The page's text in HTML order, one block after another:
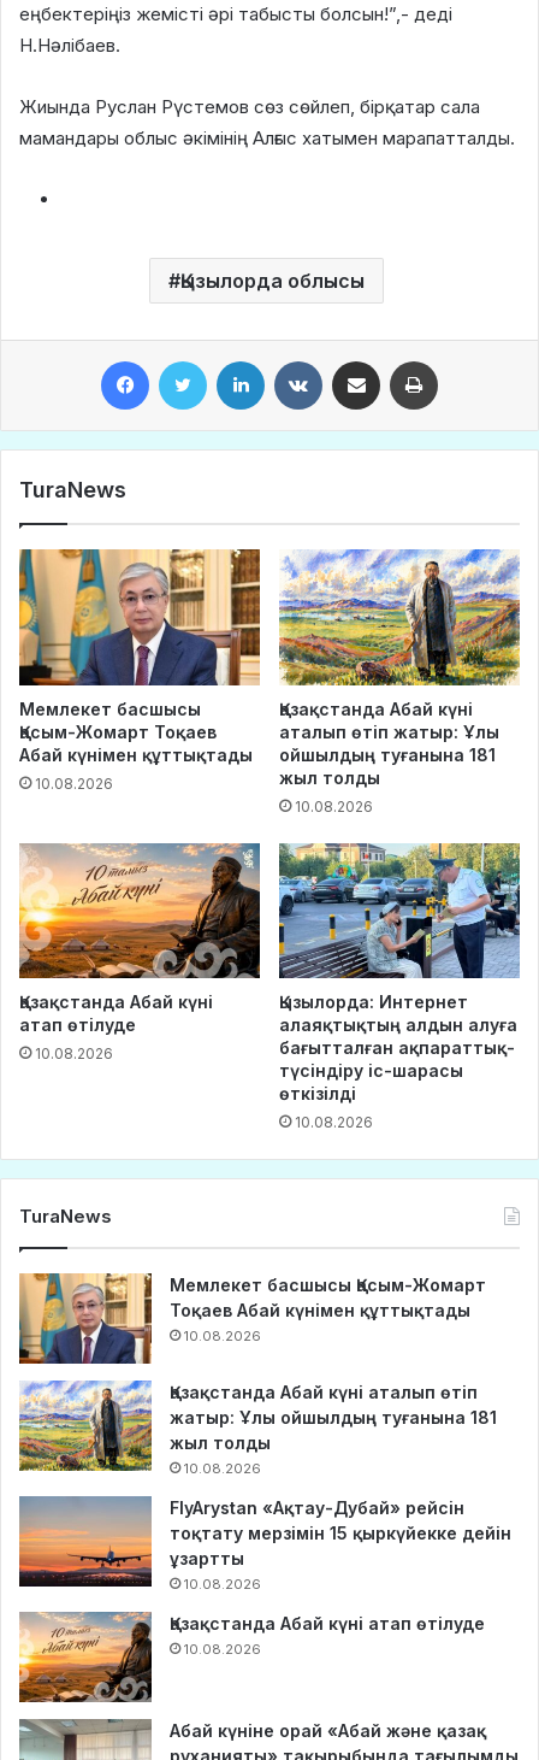
еңбектеріңіз жемісті әрі табысты болсын!”,- деді
Н.Нәлібаев.
Жиында Руслан Рүстемов сөз сөйлеп, бірқатар сала
мамандары облыс әкімінің Алғыс хатымен марапатталды.
Қызылорда облысы
TuraNews
Мемлекет басшысы
Қасым-Жомарт Тоқаев
Абай күнімен құттықтады
10.08.2026
Қазақстанда Абай күні
аталып өтіп жатыр: Ұлы
ойшылдың туғанына 181
жыл толды
10.08.2026
Қазақстанда Абай күні
атап өтілуде
10.08.2026
Қызылорда: Интернет
алаяқтықтың алдын алуға
бағытталған ақпараттық-
түсіндіру іс-шарасы
өткізілді
10.08.2026
TuraNews
Мемлекет басшысы Қасым-Жомарт
Тоқаев Абай күнімен құттықтады
10.08.2026
Қазақстанда Абай күні аталып өтіп
жатыр: Ұлы ойшылдың туғанына 181
жыл толды
10.08.2026
FlyArystan «Ақтау-Дубай» рейсін
тоқтату мерзімін 15 қыркүйекке дейін
ұзартты
10.08.2026
Қазақстанда Абай күні атап өтілуде
10.08.2026
Абай күніне орай «Абай және қазақ